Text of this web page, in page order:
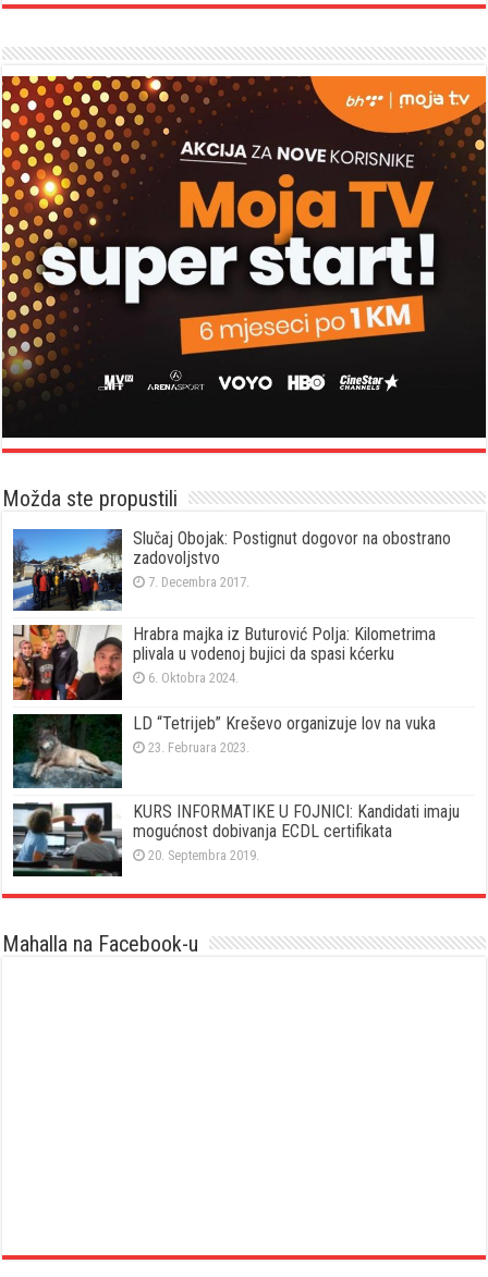
Možda ste propustili
Slučaj Obojak: Postignut dogovor na obostrano
zadovoljstvo
7. Decembra 2017.
Hrabra majka iz Buturović Polja: Kilometrima
plivala u vodenoj bujici da spasi kćerku
6. Oktobra 2024.
LD “Tetrijeb” Kreševo organizuje lov na vuka
23. Februara 2023.
KURS INFORMATIKE U FOJNICI: Kandidati imaju
mogućnost dobivanja ECDL certifikata
20. Septembra 2019.
Mahalla na Facebook-u